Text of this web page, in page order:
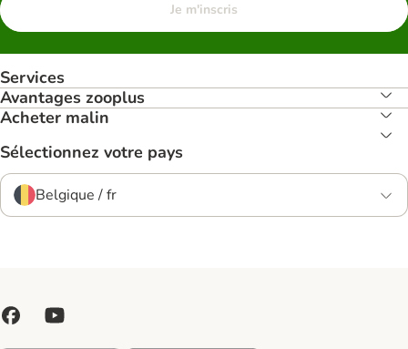
Je m'inscris
Services
Avantages zooplus
Acheter malin
Sélectionnez votre pays
Belgique / fr